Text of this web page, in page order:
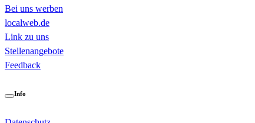
Bei uns werben
localweb.de
Link zu uns
Stellenangebote
Feedback
Info